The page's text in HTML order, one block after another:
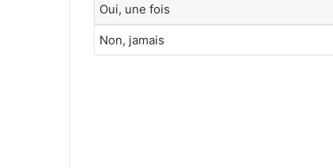
Oui, une fois
Non, jamais